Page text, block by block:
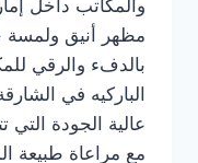
والمكاتب داخل
مظهر أنيق ولمسة
بالدفء والرقي
الباركيه في
عالية الجودة
مع مراعاة طبيعة